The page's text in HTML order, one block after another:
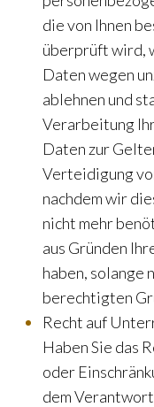
die von Ihnen
überprüft wird,
Daten wegen
ablehnen und
Verarbeitung
Daten zur
Verteidigung
nachdem wir
nicht mehr
aus Gründen
haben, solange
berechtigten
Recht auf
Haben Sie das
oder
dem